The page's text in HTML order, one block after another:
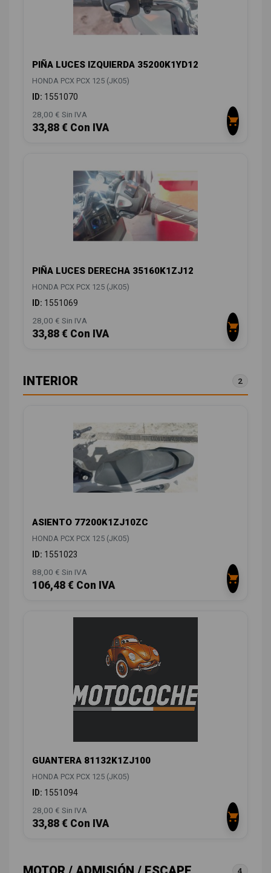
PIÑA LUCES IZQUIERDA 35200K1YD12
HONDA PCX PCX 125 (JK05)
ID: 1551070
28,00 € Sin IVA
33,88 € Con IVA
PIÑA LUCES DERECHA 35160K1ZJ12
HONDA PCX PCX 125 (JK05)
ID: 1551069
28,00 € Sin IVA
33,88 € Con IVA
INTERIOR 2
ASIENTO 77200K1ZJ10ZC
HONDA PCX PCX 125 (JK05)
ID: 1551023
88,00 € Sin IVA
106,48 € Con IVA
GUANTERA 81132K1ZJ100
HONDA PCX PCX 125 (JK05)
ID: 1551094
28,00 € Sin IVA
33,88 € Con IVA
4